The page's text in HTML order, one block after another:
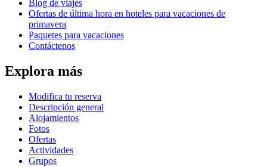
Blog de viajes
Ofertas de última hora en hoteles para vacaciones de
primavera
Paquetes para vacaciones
Contáctenos
Explora más
Modifica tu reserva
Descripción general
Alojamientos
Fotos
Ofertas
Actividades
Grupos